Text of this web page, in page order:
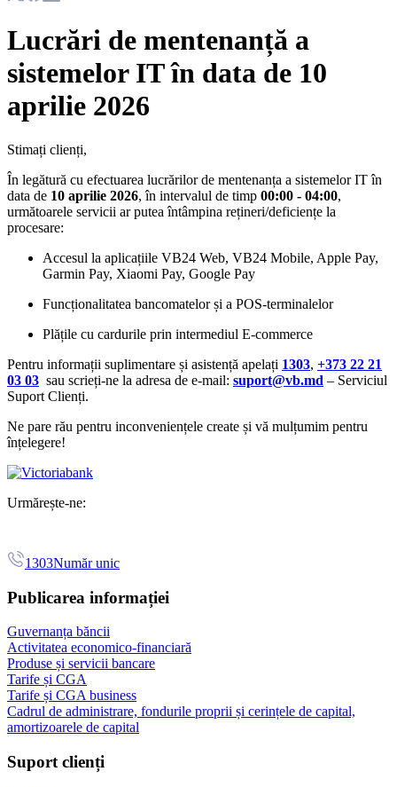
Lucrări de mentenanță a
sistemelor IT în data de 10
aprilie 2026
Stimați clienți,
În legătură cu efectuarea lucrărilor de mentenanța a sistemelor IT în
data de 10 aprilie 2026, în intervalul de timp 00:00 - 04:00,
următoarele servicii ar putea întâmpina rețineri/deficiențe la
procesare:
Accesul la aplicațiile VB24 Web, VB24 Mobile, Apple Pay,
Garmin Pay, Xiaomi Pay, Google Pay
Funcționalitatea bancomatelor și a POS-terminalelor
Plățile cu cardurile prin intermediul E-commerce
Pentru informații suplimentare și asistență apelați 1303, +373 22 21
03 03 sau scrieți-ne la adresa de e-mail: suport@vb.md – Serviciul
Suport Clienți.
Ne pare rău pentru inconveniențele create și vă mulțumim pentru
înțelegere!
Urmărește-ne:
1303Număr unic
Publicarea informației
Guvernanța băncii
Activitatea economico-financiară
Produse și servicii bancare
Tarife și CGA
Tarife și CGA business
Cadrul de administrare, fondurile proprii și cerințele de capital,
amortizoarele de capital
Suport clienți